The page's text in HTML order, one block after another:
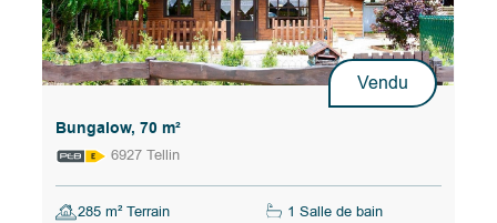
Vendu
Bungalow, 70 m²
6927 Tellin
285 m² Terrain
1 Salle de bain